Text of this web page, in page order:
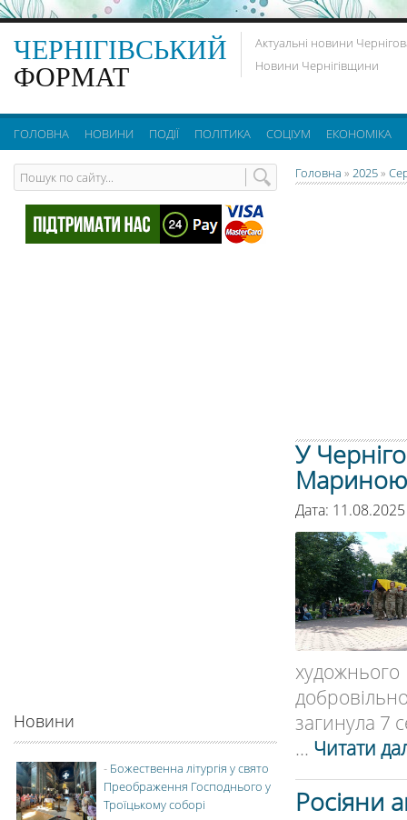
ЧЕРНІГІВСЬКИЙ
ФОРМАТ
Актуальні новини
Новини Чернігівщини
ГОЛОВНА НОВИНИ ПОДІЇ ПОЛІТИКА СОЦІУМ ЕКОНОМІКА
Головна » 2025»
У
Дата:
загинула 7
... Читати
Росіяни
Новини
- Божественна літургія у свято
Преображення Господнього у
Троїцькому соборі